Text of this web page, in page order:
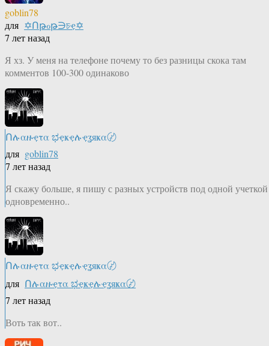
goblin78
для ✡Ոթℴթ∋চҿ✡
7 лет назад
Я хз. У меня на телефоне почему то без разницы скока там
комментов 100-300 одинаково
Ոሉαዙҿτα ಭҿҝҿሉҿʓяҝα〄
для goblin78
7 лет назад
Я скажу больше, я пишу с разных устройств под одной учеткой
одновременно..
Ոሉαዙҿτα ಭҿҝҿሉҿʓяҝα〄
для Ոሉαዙҿτα ಭҿҝҿሉҿʓяҝα〄
7 лет назад
Воть так вот..